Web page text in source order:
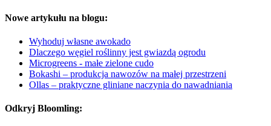
Nowe artykułu na blogu:
Wyhoduj własne awokado
Dlaczego węgiel roślinny jest gwiazdą ogrodu
Microgreens - małe zielone cudo
Bokashi – produkcja nawozów na małej przestrzeni
Ollas – praktyczne gliniane naczynia do nawadniania
Odkryj Bloomling: